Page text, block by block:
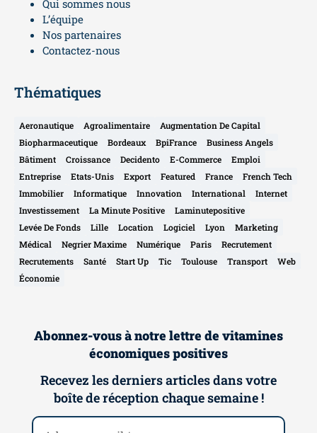
Qui sommes nous
L’équipe
Nos partenaires
Contactez-nous
Thématiques
Aeronautique Agroalimentaire
Augmentation De Capital
Biopharmaceutique
Bordeaux BpiFrance
Business Angels
Bâtiment
Croissance Decidento E-Commerce
Emploi
Entreprise
Etats-Unis Export Featured France
French Tech
Immobilier
Informatique Innovation International
Internet
Investissement
La Minute Positive
Laminutepositive
Levée De Fonds
Lille Location Logiciel Lyon
Marketing
Médical
Negrier Maxime Numérique Paris
Recrutement
Recrutements
Santé Start Up Tic Toulouse Transport
Web
Économie
Abonnez-vous à notre lettre de vitamines
économiques positives
Recevez les derniers articles dans votre
boîte de réception chaque semaine !